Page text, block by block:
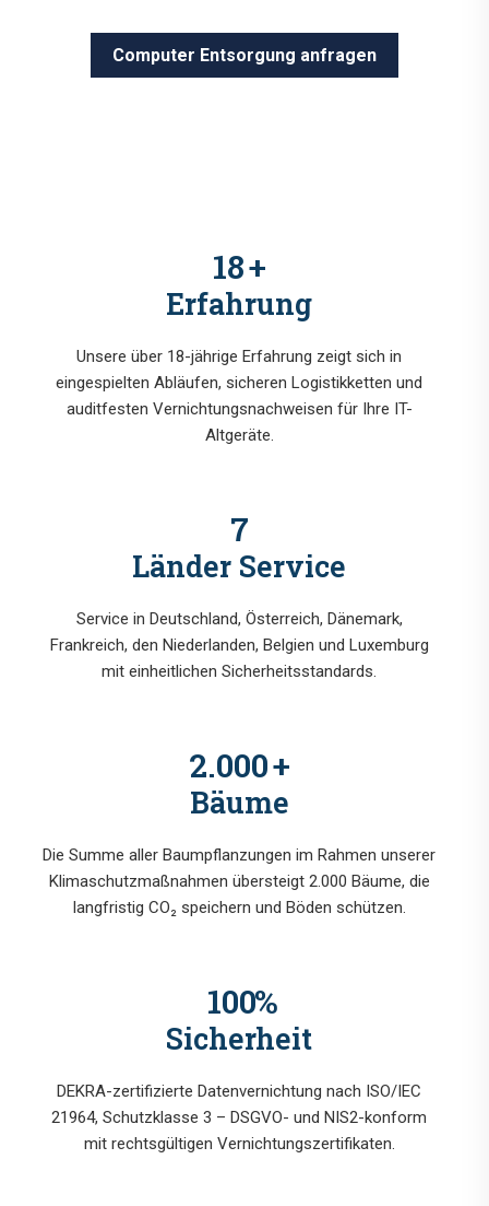
Computer Entsorgung anfragen
18+
Erfahrung
Unsere über 18-jährige Erfahrung zeigt sich in
eingespielten Abläufen, sicheren Logistikketten und
auditfesten Vernichtungsnachweisen für Ihre IT-
Altgeräte.
7
Länder Service
Service in Deutschland, Österreich, Dänemark,
Frankreich, den Niederlanden, Belgien und Luxemburg
mit einheitlichen Sicherheitsstandards.
2.000+
Bäume
Die Summe aller Baumpflanzungen im Rahmen unserer
Klimaschutzmaßnahmen übersteigt 2.000 Bäume, die
langfristig CO₂ speichern und Böden schützen.
100%
Sicherheit
DEKRA-zertifizierte Datenvernichtung nach ISO/IEC
21964, Schutzklasse 3 – DSGVO- und NIS2-konform
mit rechtsgültigen Vernichtungszertifikaten.